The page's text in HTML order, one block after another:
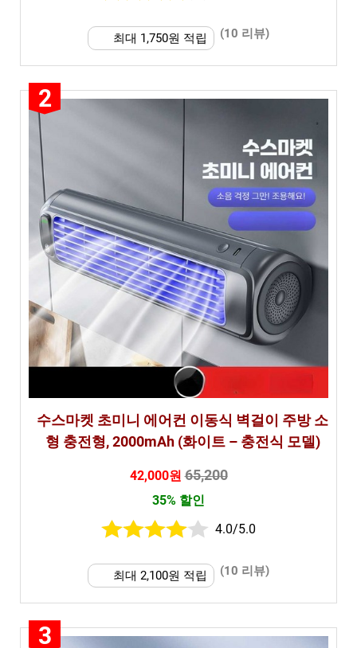
최대 1,750원 적립 (10 리뷰)
2
수스마켓 초미니 에어컨 이동식 벽걸이 주방 소
형 충전형, 2000mAh (화이트 – 충전식 모델)
42,000원65,200
35% 할인
4.0/5.0
최대 2,100원 적립 (10 리뷰)
3